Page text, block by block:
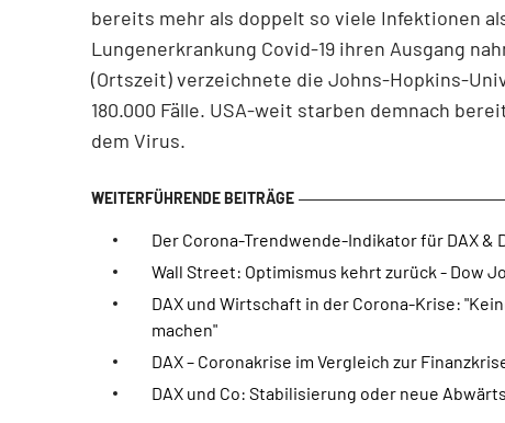
bereits mehr als doppelt so viele Infektionen
Lungenerkrankung Covid-19 ihren Ausgang
(Ortszeit) verzeichnete die Johns-Hopkins-
180.000 Fälle. USA-weit starben demnach
dem Virus.
Der Corona-Trendwende-Indikator für DAX &
Wall Street: Optimismus kehrt zurück - Dow
DAX und Wirtschaft in der Corona-Krise:
machen"
DAX – Coronakrise im Vergleich zur
DAX und Co: Stabilisierung oder neue